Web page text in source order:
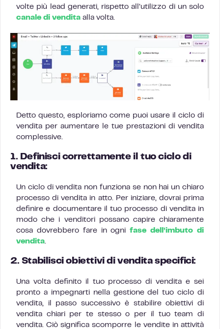
volte più lead generati, rispetto all’utilizzo di un solo
canale di vendita alla volta.
Detto questo, esploriamo come puoi usare il ciclo di
vendita per aumentare le tue prestazioni di vendita
complessive.
1. Definisci correttamente il tuo ciclo di
vendita:
Un ciclo di vendita non funziona se non hai un chiaro
processo di vendita in atto. Per iniziare, dovrai prima
definire e documentare il tuo processo di vendita in
modo che i venditori possano capire chiaramente
cosa dovrebbero fare in ognifase dell’imbuto di
vendita.
2. Stabilisci obiettivi di vendita specifici:
Una volta definito il tuo processo di vendita e sei
pronto a impegnarti nella gestione del tuo ciclo di
vendita, il passo successivo è stabilire obiettivi di
vendita chiari per te stesso o per il tuo team di
vendita. Ciò significa scomporre le vendite in attività